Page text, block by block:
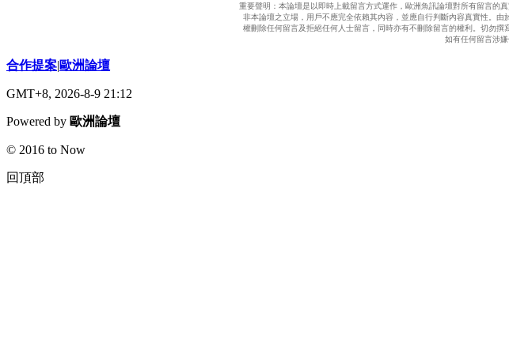
重要聲明：本論壇是以即時上載留言方式運作，歐洲魚訊論壇對所有留言的
非本論壇之立場，用戶不應完全依賴其內容，並應自行判斷內容真實性。
權刪除任何留言及拒絕任何人士留言，同時亦有不刪除留言的權利。切勿
如有任何留言涉
合作提案|歐洲論壇
GMT+8, 2026-8-9 21:12
Powered by 歐洲論壇
© 2016 to Now
回頂部